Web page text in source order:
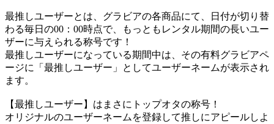
最推しユーザーとは、グラビアの各商品にて、日付が切り替
わる毎日の00：00時点で、
もっともレンタル期間の長いユー
ザーに与えられる称号です！
最推しユーザーになっている期間中は、 その有料グラビアペ
ージに「最推しユーザー」としてユーザーネームが表示され
ます。
【最推しユーザー】はまさにトップオタの称号！
オリジナルのユーザーネームを登録して推しにアピールしよ